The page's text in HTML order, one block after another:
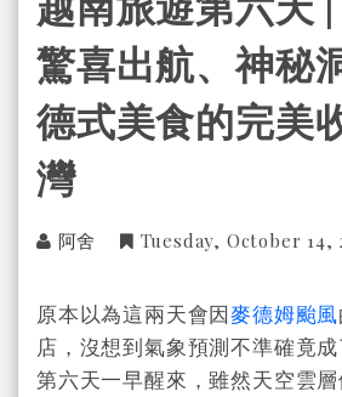
驚喜出航、神秘
德式美食的完美
灣
阿舍 Tuesday, October 14,
原本以為這兩天會因麥德姆颱風
店，沒想到氣象預測不準確竟成
第六天一早醒來，雖然天空雲